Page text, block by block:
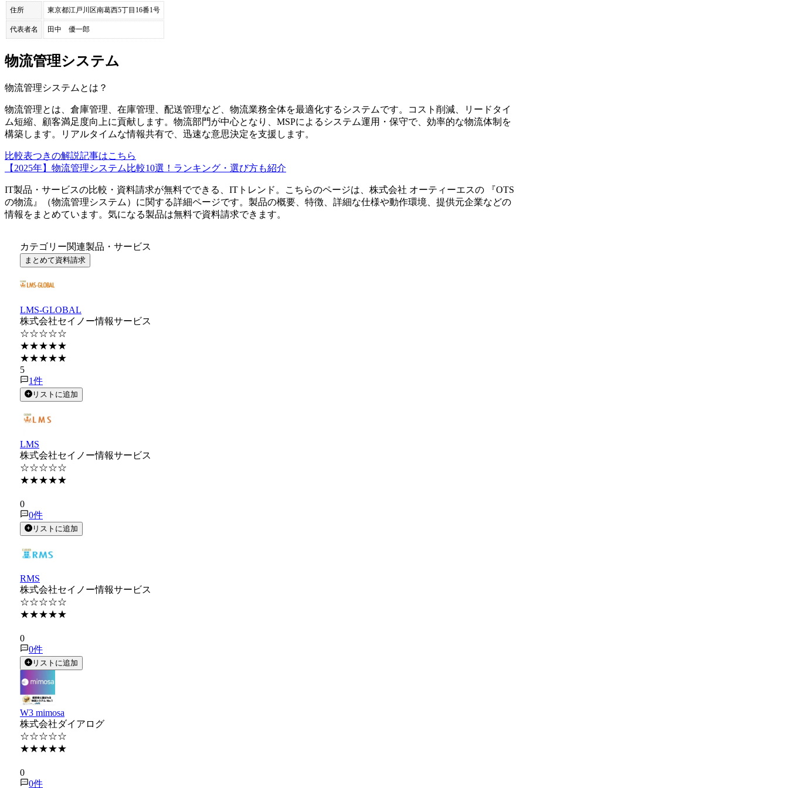
住所 東京都江戸川区南葛西5丁目16番1号
代表者名 田中 優一郎
物流管理システム
物流管理システム とは？
物流管理とは、倉庫管理、在庫管理、配送管理など、物流業務全体を最適化するシステムです。コスト削減、リードタイ
ム短縮、顧客満足度向上に貢献します。物流部門が中心となり、MSPによるシステム運用・保守で、効率的な物流体制を
構築します。リアルタイムな情報共有で、迅速な意思決定を支援します。
比較表つきの解説記事はこちら
【2025年】物流管理システム比較10選！ランキング・選び方も紹介
IT製品・サービスの比較・資料請求が無料でできる、ITトレンド。こちらのページは、 株式会社 オーティーエスの 『OTS
の物流 』（物流管理システム ）に関する詳細ページです。製品の概要、特徴、詳細な仕様や動作環境、提供元企業などの
情報をまとめています。気になる製品は無料で資料請求できます。
カテゴリー関連製品・サービス
まとめて資料請求
LMS-GLOBAL
株式会社セイノー情報サービス
☆☆☆☆☆
★★★★★
★★★★★
5
1件
リストに追加
LMS
株式会社セイノー情報サービス
☆☆☆☆☆
★★★★★
0
0件
リストに追加
RMS
株式会社セイノー情報サービス
☆☆☆☆☆
★★★★★
0
0件
リストに追加
W3 mimosa
株式会社ダイアログ
☆☆☆☆☆
★★★★★
0
0件